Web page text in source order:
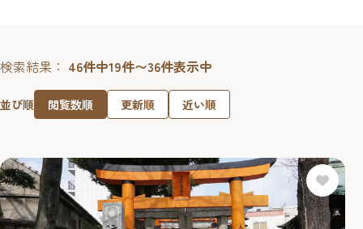
検索結果： 46件中19件〜36件表示中
並び順 閲覧数順 更新順 近い順